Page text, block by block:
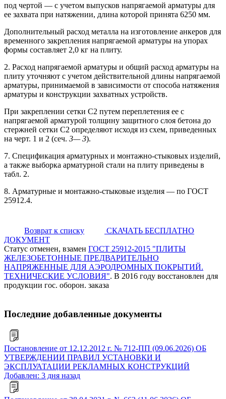
под чертой — с учетом выпусков напрягаемой арматуры для
ее захвата при натяжении, длина которой принята 6250 мм.
Дополнительный расход металла на изготовление анкеров для
временного закрепления напрягаемой арматуры на упорах
формы составляет 2,0 кг на плиту.
2. Расход напрягаемой арматуры и общий расход арматуры на
плиту уточняют с учетом действительной длины напрягаемой
арматуры, принимаемой в зависимости от способа натяжения
арматуры и конструкции захватных устройств.
При закреплении сетки С2 путем переплетения ее с
напрягаемой арматурой толщину защитного слоя бетона до
стержней сетки С2 определяют исходя из схем, приведенных
на черт. 1 и 2 (сеч. 3— 3).
7. Спецификация арматурных и монтажно-стыковых изделий,
а также выборка арматурной стали на плиту приведены в
табл. 2.
8. Арматурные и монтажно-стыковые изделия — по ГОСТ
25912.4.
Возврат к списку
СКАЧАТЬ БЕСПЛАТНО
ДОКУМЕНТ
Статус отменен, взамен ГОСТ 25912-2015 "ПЛИТЫ
ЖЕЛЕЗОБЕТОННЫЕ ПРЕДВАРИТЕЛЬНО
НАПРЯЖЕННЫЕ ДЛЯ АЭРОДРОМНЫХ ПОКРЫТИЙ.
ТЕХНИЧЕСКИЕ УСЛОВИЯ". В 2016 году восстановлен для
продукции гос. оборон. заказа
Последние добавленные документы
Постановление от 12.12.2012 г. № 712-ПП (09.06.2026) ОБ
УТВЕРЖДЕНИИ ПРАВИЛ УСТАНОВКИ И
ЭКСПЛУАТАЦИИ РЕКЛАМНЫХ КОНСТРУКЦИЙ
Добавлен: 3 дня назад